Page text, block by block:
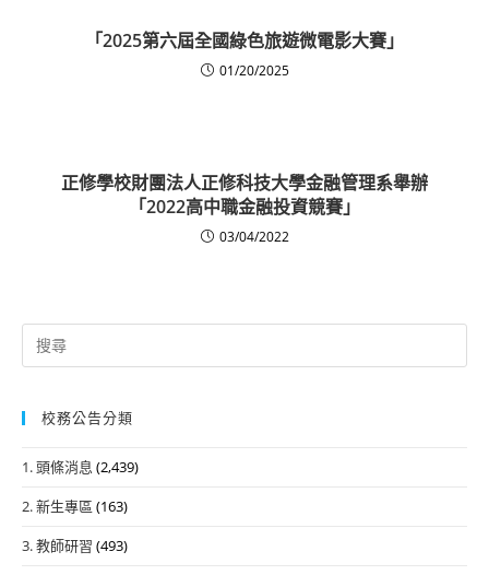
「2025第六屆全國綠色旅遊微電影大賽」
01/20/2025
正修學校財團法人正修科技大學金融管理系舉辦
「2022高中職金融投資競賽」
03/04/2022
Search
for:
校務公告分類
1. 頭條消息 (2,439)
2. 新生專區 (163)
3. 教師研習 (493)